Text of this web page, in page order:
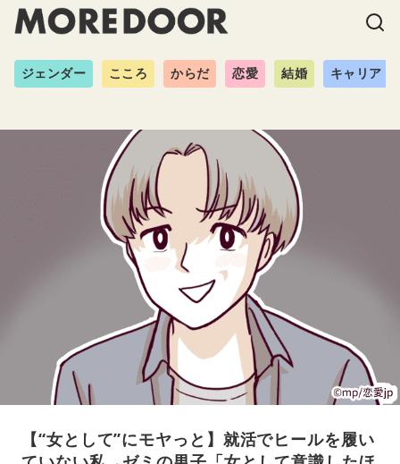
ジェンダー こころ からだ 恋愛 結婚 キャリア
【“女として”にモヤっと】就活でヒールを履い